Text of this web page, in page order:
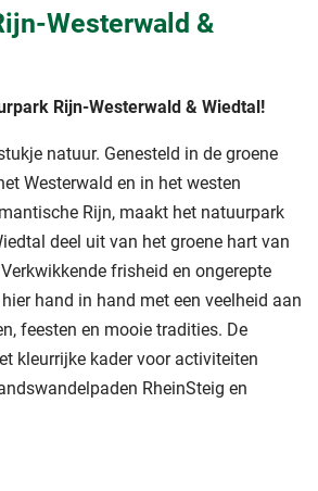
Westerwald &
Rijn-Westerwald & Wiedtal!
natuur. Genesteld in de groene
Westerwald en in het westen
Rijn, maakt het natuurpark
deel uit van het groene hart van
frisheid en ongerepte
hand in hand met een veelheid aan
feesten en mooie tradities. De
kleurrijke kader voor activiteiten
RheinSteig en